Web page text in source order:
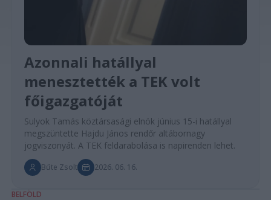
Azonnali hatállyal
menesztették a TEK volt
főigazgatóját
Sulyok Tamás köztársasági elnök június 15-i hatállyal
megszüntette Hajdu János rendőr altábornagy
jogviszonyát. A TEK feldarabolása is napirenden lehet.
Bűte Zsolt 2026. 06. 16.
BELFÖLD